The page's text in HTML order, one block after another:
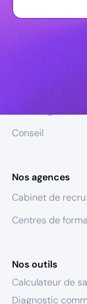
Conseil
Nos agences
Cabinet de
Centres de
Nos outils
Calculateur de
Diagnostic